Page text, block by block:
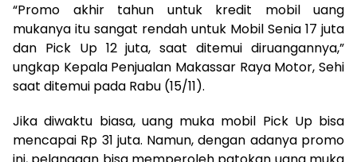
“Promo akhir tahun untuk kredit mobil uang
mukanya itu sangat rendah untuk Mobil Senia 17 juta
dan Pick Up 12 juta, saat ditemui diruangannya,”
ungkap Kepala Penjualan Makassar Raya Motor, Sehi
saat ditemui pada Rabu (15/11).
Jika diwaktu biasa, uang muka mobil Pick Up bisa
mencapai Rp 31 juta. Namun, dengan adanya promo